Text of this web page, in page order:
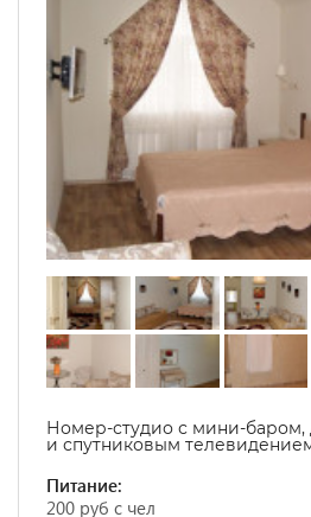
Номер-студио с мини-баром,
и спутниковым
Питание:
200 руб с чел